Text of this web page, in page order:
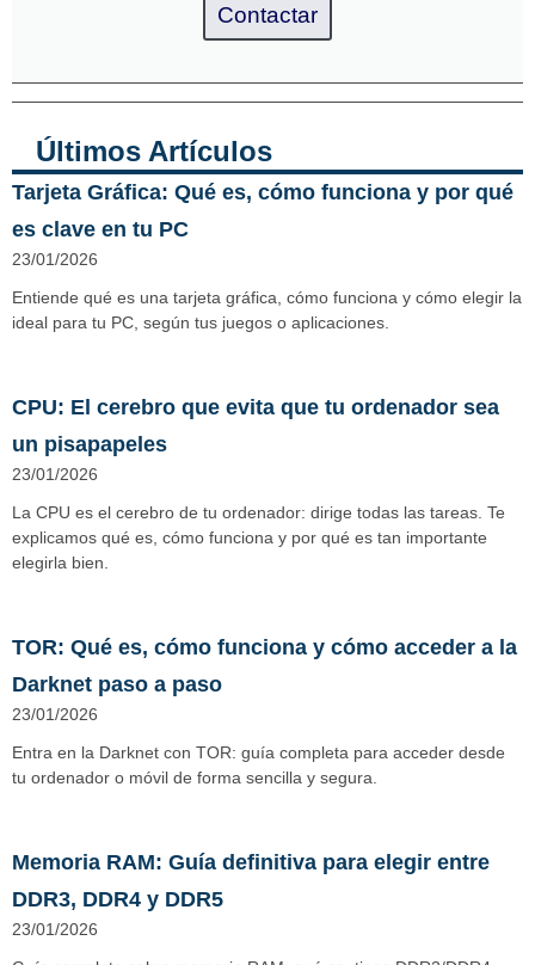
Contactar
Últimos Artículos
Tarjeta Gráfica: Qué es, cómo funciona y por qué
es clave en tu PC
23/01/2026
Entiende qué es una tarjeta gráfica, cómo funciona y cómo elegir la
ideal para tu PC, según tus juegos o aplicaciones.
CPU: El cerebro que evita que tu ordenador sea
un pisapapeles
23/01/2026
La CPU es el cerebro de tu ordenador: dirige todas las tareas. Te
explicamos qué es, cómo funciona y por qué es tan importante
elegirla bien.
TOR: Qué es, cómo funciona y cómo acceder a la
Darknet paso a paso
23/01/2026
Entra en la Darknet con TOR: guía completa para acceder desde
tu ordenador o móvil de forma sencilla y segura.
Memoria RAM: Guía definitiva para elegir entre
DDR3, DDR4 y DDR5
23/01/2026